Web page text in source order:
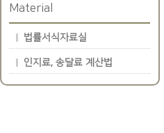
Material
법률서식자료실
인지료, 송달료 계산법